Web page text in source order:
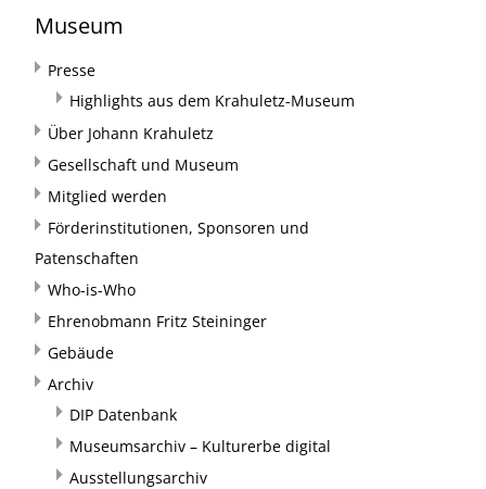
Museum
Presse
Highlights aus dem Krahuletz-Museum
Über Johann Krahuletz
Gesellschaft und Museum
Mitglied werden
Förderinstitutionen, Sponsoren und
Patenschaften
Who-is-Who
Ehrenobmann Fritz Steininger
Gebäude
Archiv
DIP Datenbank
Museumsarchiv – Kulturerbe digital
Ausstellungsarchiv